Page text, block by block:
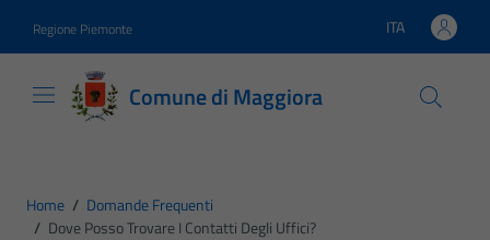
Regione Piemonte Lingua attiva:
ITA
Comune di Maggiora
Home / Domande Frequenti
/ Dove Posso Trovare I Contatti Degli Uffici?